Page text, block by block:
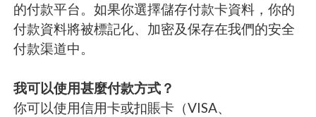
的付款平台。如果你選擇儲存付款卡資料，你的
付款資料將被標記化、加密及保存在我們的安全
付款渠道中。
我可以使用甚麼付款方式？
你可以使用信用卡或扣賬卡（VISA、